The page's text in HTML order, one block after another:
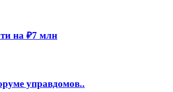
на ₽7 млн
управдомов..